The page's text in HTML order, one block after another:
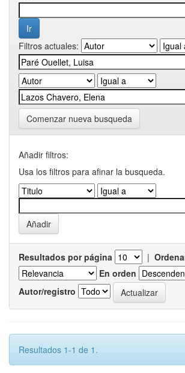
Filtros actuales:
Comenzar nueva busqueda
Añadir filtros:
Usa los filtros para afinar la busqueda.
Resultados por página |
En orden
Autor/registro
Resultados 1-1 de 1.